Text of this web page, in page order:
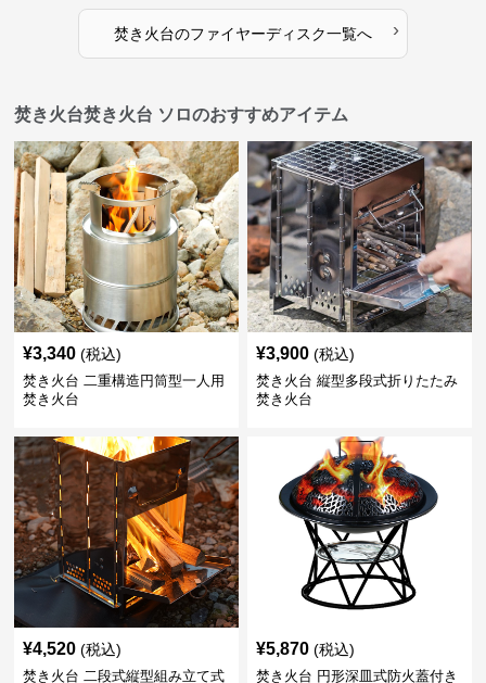
焚き火台のファイヤーディスク一覧へ ›
焚き火台焚き火台 ソロのおすすめアイテム
¥3,340 (税込)
焚き火台 二重構造円筒型一人用
焚き火台
¥3,900 (税込)
焚き火台 縦型多段式折りたたみ
焚き火台
¥4,520 (税込)
焚き火台 二段式縦型組み立て式
¥5,870 (税込)
焚き火台 円形深皿式防火蓋付き